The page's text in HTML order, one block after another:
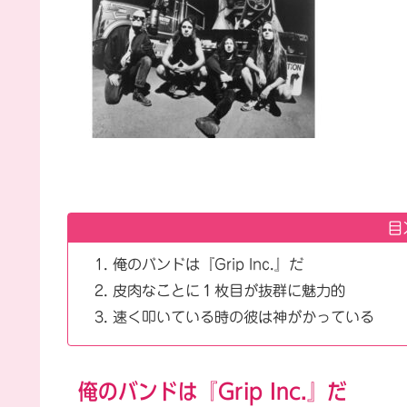
俺のバンドは『Grip Inc.』だ
皮肉なことに１枚目が抜群に魅力的
速く叩いている時の彼は神がかっている
俺のバンドは『Grip Inc.』だ